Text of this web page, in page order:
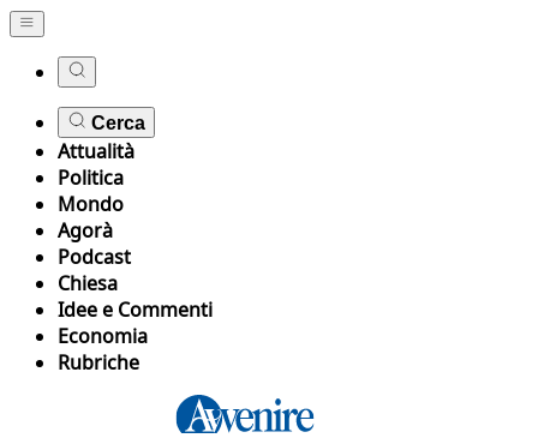
Cerca
Attualità
Politica
Mondo
Agorà
Podcast
Chiesa
Idee e Commenti
Economia
Rubriche